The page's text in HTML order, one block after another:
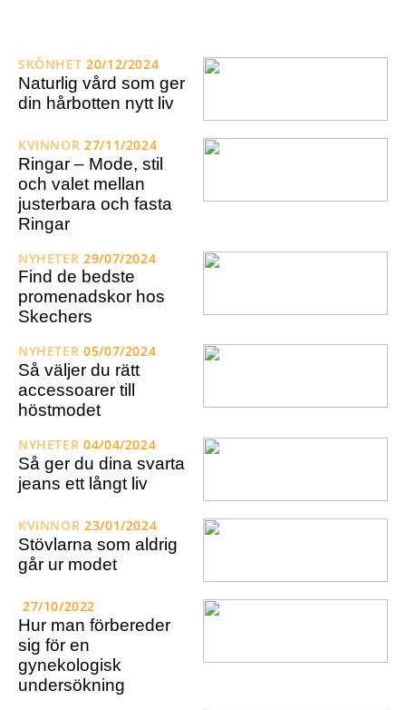
SKÖNHET 20/12/2024
Naturlig vård som ger
din hårbotten nytt liv
KVINNOR 27/11/2024
Ringar – Mode, stil
och valet mellan
justerbara och fasta
Ringar
NYHETER 29/07/2024
Find de bedste
promenadskor hos
Skechers
NYHETER 05/07/2024
Så väljer du rätt
accessoarer till
höstmodet
NYHETER 04/04/2024
Så ger du dina svarta
jeans ett långt liv
KVINNOR 23/01/2024
Stövlarna som aldrig
går ur modet
27/10/2022
Hur man förbereder
sig för en
gynekologisk
undersökning